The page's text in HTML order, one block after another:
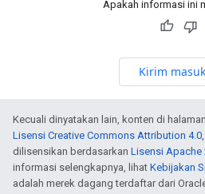
Apakah informasi ini
Kirim
Kecuali dinyatakan lain, konten di
Lisensi Creative Commons Attribution 4.0
dilisensikan berdasarkan Lisensi Apache
informasi selengkapnya, lihat Kebijakan
adalah merek dagang terdaftar dari